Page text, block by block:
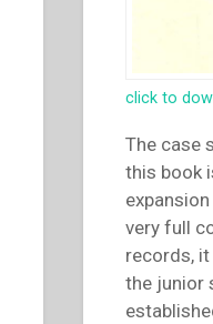
click to
The case
this book
very full
records,
the junior